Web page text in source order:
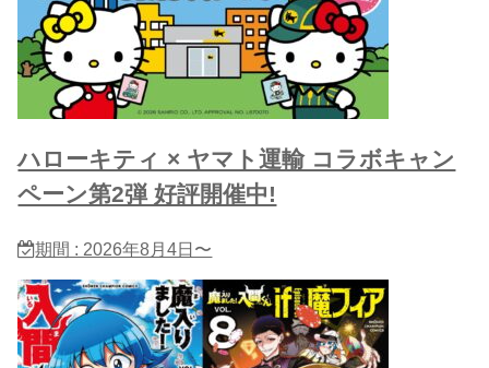
ハローキティ × ヤマト運輸 コラボキャン
ペーン第2弾 好評開催中!
期間 : 2026年8月4日〜